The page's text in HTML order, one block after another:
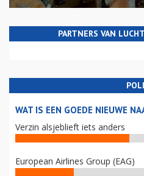
PARTNERS VAN
WAT IS EEN GOEDE NIEUWE
Verzin alsjeblieft iets anders
European Airlines Group (EAG)